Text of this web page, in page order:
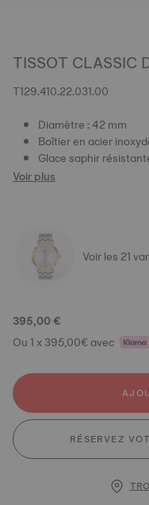
TISSOT CLASSIC
T129.410.22.031.00
Diamètre : 42 mm
Boîtier en acier
Glace saphir
Voir plus
Voir les 21
395,00 €
Ou 1 x 395,00€ avec
RÉSERVEZ